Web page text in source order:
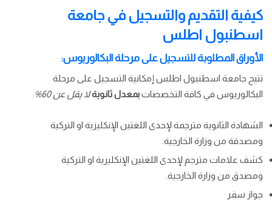
كيفية التقديم والتسجيل في جامعة
اسطنبول اطلس
الأوراق المطلوبة للتسجيل على مرحلة البكالوريوس:
تتيح جامعة اسطنبول اطلس إمكانية التسجيل على مرحلة
البكالوريوس في كافة التخصصاتبمعدل ثانويةلا يقل عن 60% :
الشهادة الثانوية مترجمة لإحدى اللغتين الإنكليزية او التركية
ومصدقة من وزارة الخارجية.
كشف علامات مترجم لإحدى اللغتين الإنكليزية او التركية
ومصدق من وزارة الخارجية.
جواز سفر